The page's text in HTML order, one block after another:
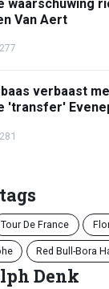
waarschuwing
Van Aert
277
verbaast
'transfer'
281
Tour De France
Red Bull-Bora
Denk